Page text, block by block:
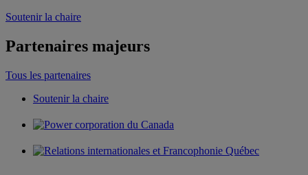
Soutenir la chaire
Partenaires majeurs
Tous les partenaires
Soutenir la chaire